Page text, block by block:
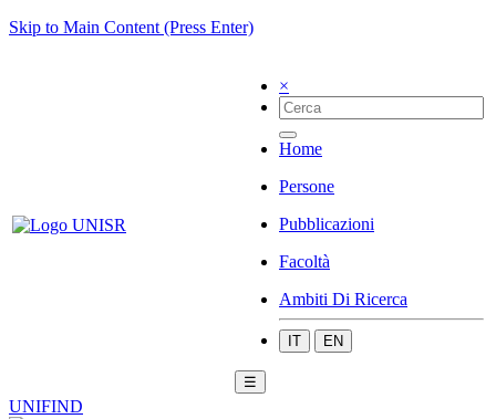
Skip to Main Content (Press Enter)
×
Home
Persone
Pubblicazioni
Facoltà
Ambiti Di Ricerca
IT EN
☰
UNIFIND